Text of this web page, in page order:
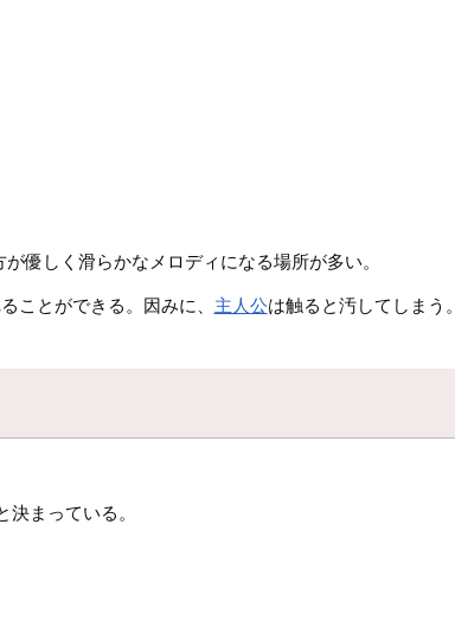
優しく滑らかなメロディになる場所が多い。
ことができる。因みに、 主人公は触ると汚してしまう。
まっている。